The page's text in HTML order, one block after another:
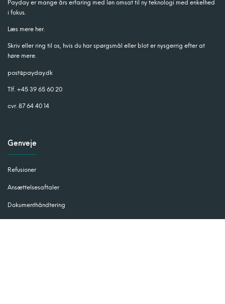
Payday er mange års erfaring med løn omsat til ny teknologi med enkelhed
i fokus.
Læs mere her.
Skriv eller ring til os, hvis du har spørgsmål eller blot er nysgerrig efter at
høre mere.
post@payday.dk
Tlf. +45 39 65 60 20
cvr. 87 64 40 14
Genveje
Refusioner
Ansættelsesaftaler
Dokumenthåndtering